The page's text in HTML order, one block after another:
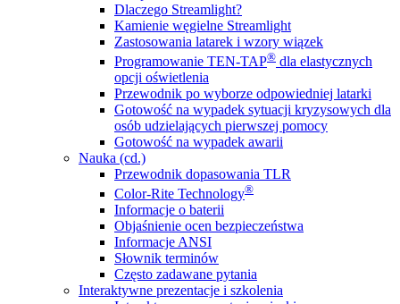
Dlaczego Streamlight?
Kamienie węgielne Streamlight
Zastosowania latarek i wzory wiązek
Programowanie TEN-TAP® dla elastycznych
opcji oświetlenia
Przewodnik po wyborze odpowiedniej latarki
Gotowość na wypadek sytuacji kryzysowych dla
osób udzielających pierwszej pomocy
Gotowość na wypadek awarii
Nauka (cd.)
Przewodnik dopasowania TLR
Color-Rite Technology®
Informacje o baterii
Objaśnienie ocen bezpieczeństwa
Informacje ANSI
Słownik terminów
Często zadawane pytania
Interaktywne prezentacje i szkolenia